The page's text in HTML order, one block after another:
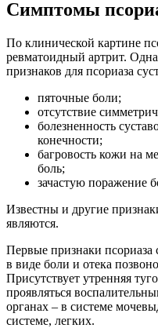
Симптомы
По клинической картине
ревматоидный артрит.
признаков для псориаза
пяточные боли;
отсутствие
болезненность
конечности;
багровость кожи на
боль;
зачастую поражение
Известны и другие
являются.
Первые признаки псориаза
в виде боли и отека
Присутствует утренняя
проявляться
органах – в системе
системе, легких.